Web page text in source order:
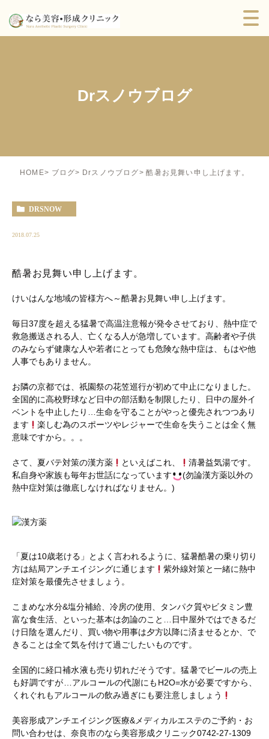
Drスノウブログ
HOME ブログ Drスノウブログ 酷暑お見舞い申し上げます。
DRSNOW
2018.07.25
酷暑お見舞い申し上げます。
けいはんな地域の皆様方へ～酷暑お見舞い申し上げます。
毎日37度を超える猛暑で高温注意報が発令させており、熱中症で
救急搬送される人、亡くなる人が急増しています。高齢者や子供
のみならず健康な人や若者にとっても危険な熱中症は、もはや他
人事でもありません。
お隣の京都では、祇園祭の花笠巡行が初めて中止になりました。
全国的に高校野球など日中の部活動を制限したり、日中の屋外イ
ベントを中止したり…生命を守ることがやっと優先されつつあり
ます
楽しむ為のスポーツやレジャーで生命を失うことは全く無
意味ですから。。。
さて、夏バテ対策の漢方薬 といえばこれ、
清暑益気湯です。
私自身や家族も毎年お世話になっています
(勿論漢方薬以外の
熱中症対策は徹底しなければなりません。)
「夏は10歳老ける」とよく言われるように、猛暑酷暑の乗り切り
方は結局アンチエイジングに通じます
紫外線対策と一緒に熱中
症対策を最優先させましょう。
こまめな水分&塩分補給、冷房の使用、タンパク質やビタミン豊
富な食生活、といった基本は勿論のこと…日中屋外ではできるだ
け日陰を選んだり、買い物や用事は夕方以降に済ませるとか、で
きることは全て気を付けて過ごしたいものです。
全国的に経口補水液も売り切れだそうです。猛暑でビールの売上
も好調ですが…アルコールの代謝にもH2O=水が必要ですから、
くれぐれもアルコールの飲み過ぎにも要注意しましょう
美容形成アンチエイジング医療&メディカルエステのご予約・お
問い合わせは、奈良市のなら美容形成クリニック0742-27-1309